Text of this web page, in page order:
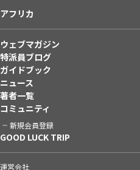
アフリカ
ウェブマガジン
特派員ブログ
ガイドブック
ニュース
著者一覧
コミュニティ
新規会員登録
GOOD LUCK TRIP
運営会社